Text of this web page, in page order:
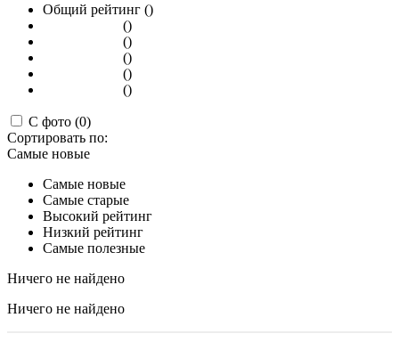
Общий рейтинг ()
()
()
()
()
()
С фото (0)
Сортировать по:
Самые новые
Самые новые
Самые старые
Высокий рейтинг
Низкий рейтинг
Самые полезные
Ничего не найдено
Ничего не найдено